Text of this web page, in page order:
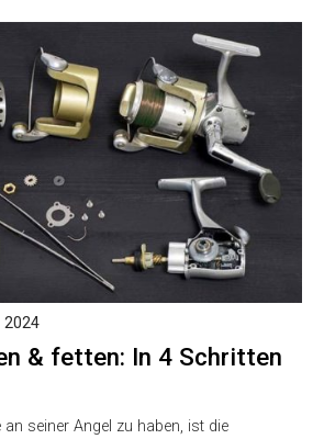
& fetten: In 4 Schritten
2024
an seiner Angel zu haben, ist die